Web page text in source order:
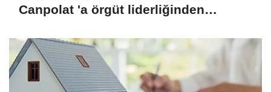
Canpolat 'a örgüt liderliğinden
malvarlığına el konuldu